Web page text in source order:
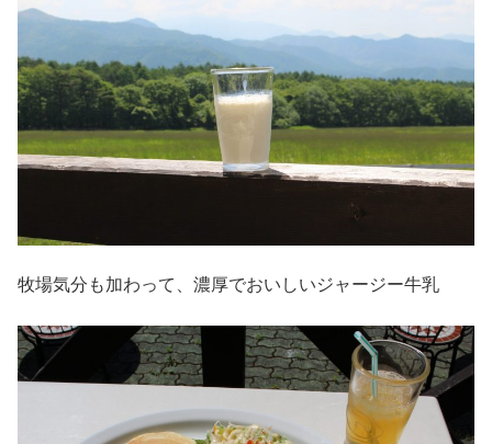
牧場気分も加わって、濃厚でおいしいジャージー牛乳